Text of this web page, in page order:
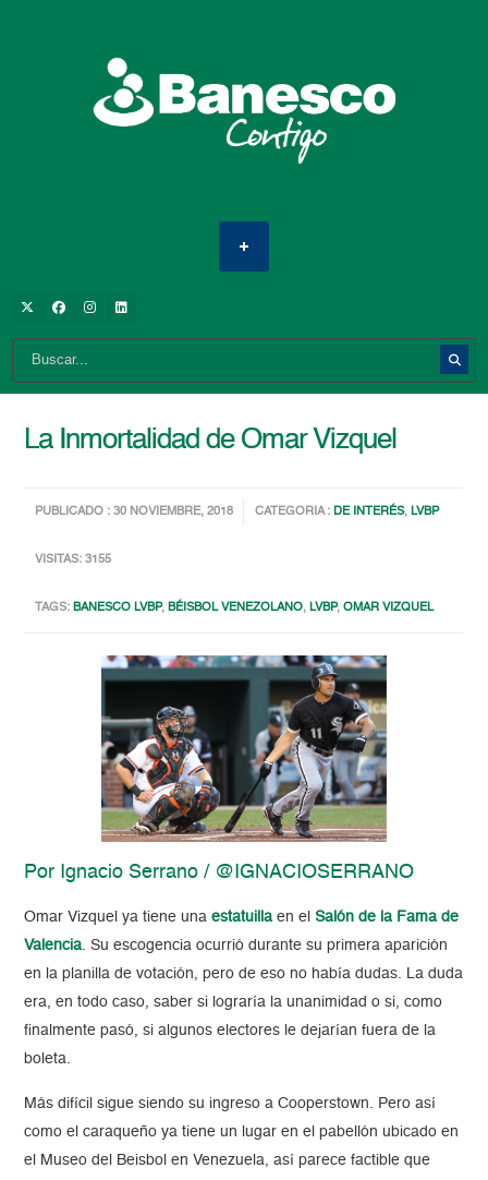
La Inmortalidad de Omar Vizquel
PUBLICADO : 30 NOVIEMBRE, 2018 CATEGORIA :DE INTERÉS,LVBP
VISITAS: 3155
TAGS:BANESCO LVBP,BÉISBOL VENEZOLANO,LVBP,OMAR VIZQUEL
Por Ignacio Serrano / @IGNACIOSERRANO
Omar Vizquel ya tiene unaestatuilla en el Salón de la Fama de
Valencia. Su escogencia ocurrió durante su primera aparición
en la planilla de votación, pero de eso no había dudas. La duda
era, en todo caso, saber si lograría la unanimidad o si, como
finalmente pasó, si algunos electores le dejarían fuera de la
boleta.
Más difícil sigue siendo su ingreso a Cooperstown. Pero así
como el caraqueño ya tiene un lugar en el pabellón ubicado en
el Museo del Beisbol en Venezuela, así parece factible que